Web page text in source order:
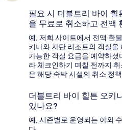
필요 시 더블트리 바이
을 무료로 취소하고 전액
예, 저희 사이트에서 전액 환
키나와 자탄 리조트의 객실
가능한 객실 요금을 예약하
라 체크인하기 며칠 전까지
은 해당 숙박 시설의 취소 정
더블트리 바이 힐튼 오키
있나요?
예, 시즌별로 운영되는 야외